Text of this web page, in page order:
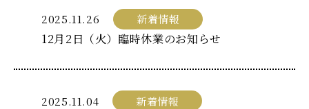
2025.11.26 新着情報
12月2日（火）臨時休業のお知らせ
2025.11.04 新着情報